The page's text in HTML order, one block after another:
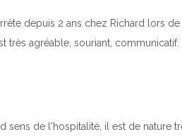
depuis 2 ans chez Richard lors
très agréable, souriant,
sens de l'hospitalité, il est de nature